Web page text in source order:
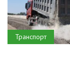
Транспорт